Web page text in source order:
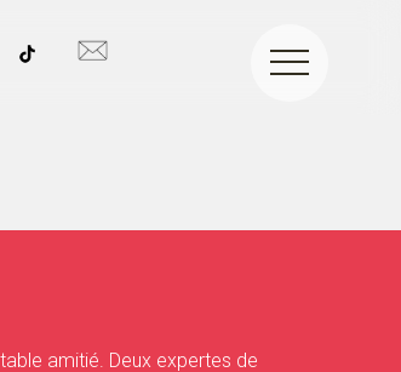
amitié. Deux expertes de